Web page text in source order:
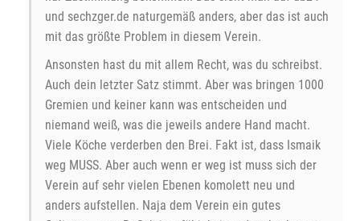
und sechzger.de naturgemäß anders, aber das ist auch
mit das größte Problem in diesem Verein.
Ansonsten hast du mit allem Recht, was du schreibst.
Auch dein letzter Satz stimmt. Aber was bringen 1000
Gremien und keiner kann was entscheiden und
niemand weiß, was die jeweils andere Hand macht.
Viele Köche verderben den Brei. Fakt ist, dass Ismaik
weg MUSS. Aber auch wenn er weg ist muss sich der
Verein auf sehr vielen Ebenen komolett neu und
anders aufstellen. Naja dem Verein ein gutes